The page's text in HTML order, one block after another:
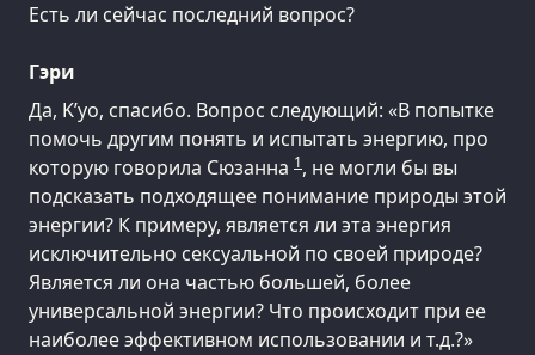
Есть ли сейчас последний вопрос?
Гэри
Да, K’уо, спасибо. Вопрос следующий: «В попытке
помочь другим понять и испытать энергию, про
которую говорила Сюзанна 1, не могли бы вы
подсказать подходящее понимание природы этой
энергии? К примеру, является ли эта энергия
исключительно сексуальной по своей природе?
Является ли она частью большей, более
универсальной энергии? Что происходит при ее
наиболее эффективном использовании и т.д.?»